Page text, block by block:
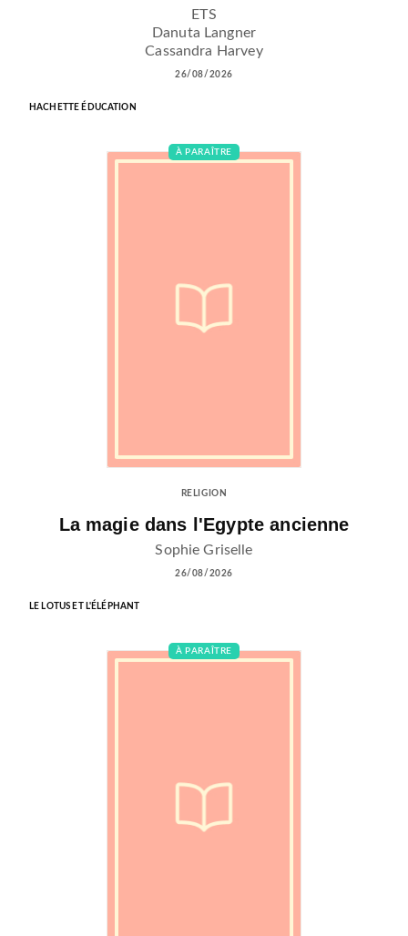
ETS
Danuta Langner
Cassandra Harvey
26/08/2026
HACHETTE ÉDUCATION
À PARAÎTRE
RELIGION
La magie dans l'Egypte ancienne
Sophie Griselle
26/08/2026
LE LOTUS ET L'ÉLÉPHANT
À PARAÎTRE